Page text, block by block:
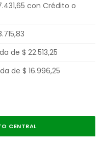
con Crédito o
de $ 22.513,25
de $ 16.996,25
CENTRAL